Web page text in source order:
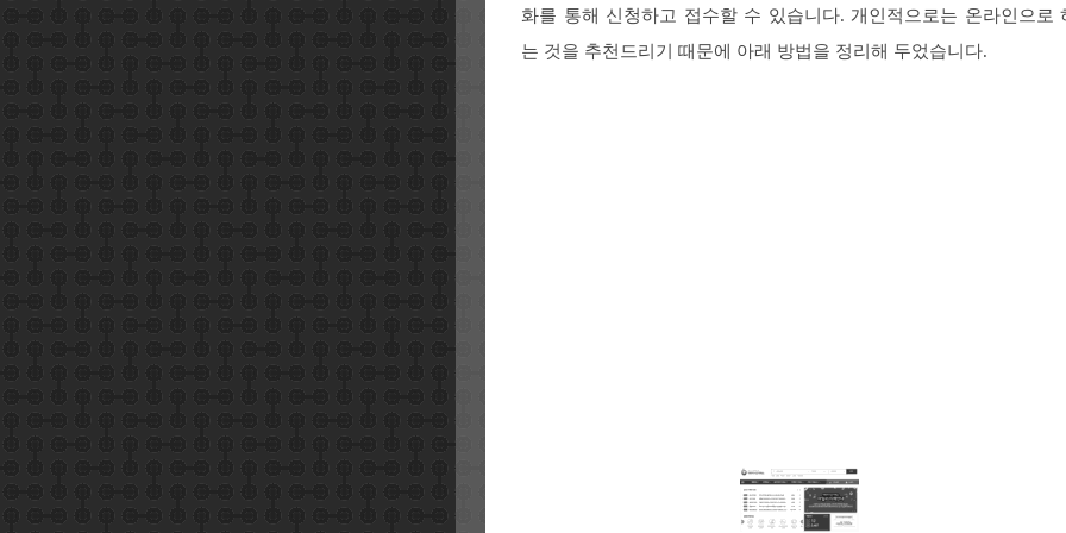
화를 통해 신청하고 접수할 수 있습니다. 개인적으로는 온라인으로
는 것을 추천드리기 때문에 아래 방법을 정리해 두었습니다.